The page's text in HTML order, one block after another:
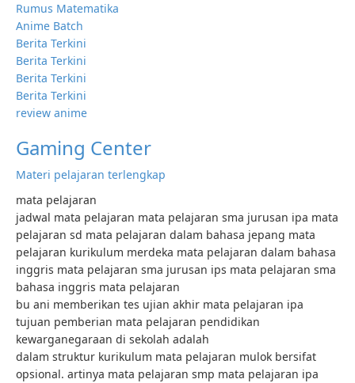
Rumus Matematika
Anime Batch
Berita Terkini
Berita Terkini
Berita Terkini
Berita Terkini
review anime
Gaming Center
Materi pelajaran terlengkap
mata pelajaran
jadwal mata pelajaran mata pelajaran sma jurusan ipa mata
pelajaran sd mata pelajaran dalam bahasa jepang mata
pelajaran kurikulum merdeka mata pelajaran dalam bahasa
inggris mata pelajaran sma jurusan ips mata pelajaran sma
bahasa inggris mata pelajaran
bu ani memberikan tes ujian akhir mata pelajaran ipa
tujuan pemberian mata pelajaran pendidikan
kewarganegaraan di sekolah adalah
dalam struktur kurikulum mata pelajaran mulok bersifat
opsional. artinya mata pelajaran smp mata pelajaran ipa